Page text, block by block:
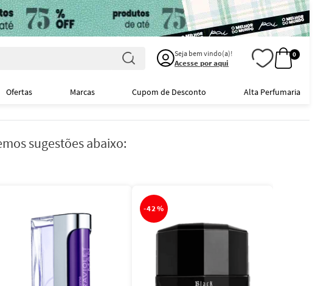
Seja bem vindo(a)!
Acesse por aqui
0
Ofertas Marcas Cupom de Desconto Alta Perfumaria
sugestões abaixo:
-42%